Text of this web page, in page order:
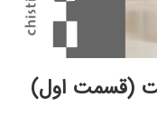
(قسمت اول)